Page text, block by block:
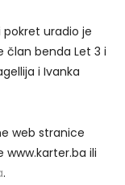
pokret uradio je
član benda Let 3 i
i Ivanka
web stranice
ili
.